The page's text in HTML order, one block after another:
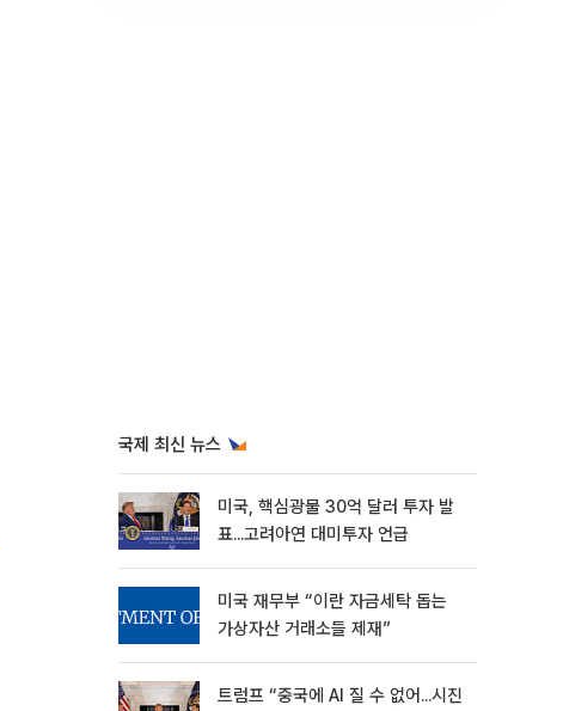
국제 최신 뉴스
미국, 핵심광물 30억 달러 투자 발
표...고려아연 대미투자 언급
미국 재무부 “이란 자금세탁 돕는
가상자산 거래소들 제재”
트럼프 “중국에 AI 질 수 없어...시진